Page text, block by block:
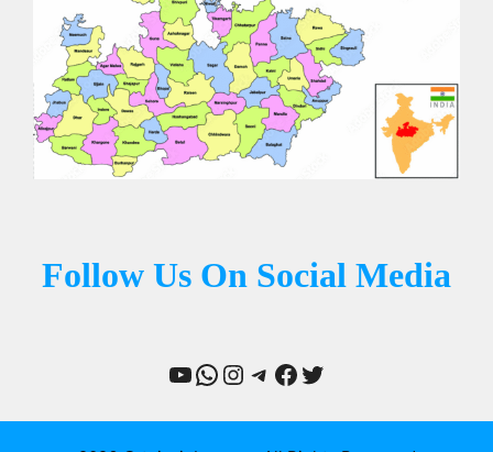
Follow Us On Social Media